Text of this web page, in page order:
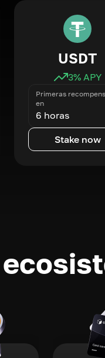
USDT
3% APY
Primeras
en
6 horas
Stake now